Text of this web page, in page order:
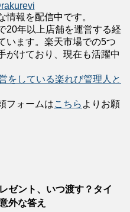
報を配信中です。
20年以上店舗を運営する経
います。楽天市場での5つ
がけており、現在も活躍中
をしている楽れび管理人と
フォームはこちら よりお願
ゼント、いつ渡す？タイ
外な答え